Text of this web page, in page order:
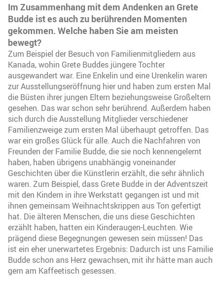
Im Zusammenhang mit dem Andenken an Grete
Budde ist es auch zu berührenden Momenten
gekommen. Welche haben Sie am meisten
bewegt?
Zum Beispiel der Besuch von Familienmitgliedern aus
Kanada, wohin Grete Buddes jüngere Tochter
ausgewandert war. Eine Enkelin und eine Urenkelin waren
zur Ausstellungseröffnung hier und haben zum ersten Mal
die Büsten ihrer jungen Eltern beziehungsweise Großeltern
gesehen. Das war schon sehr berührend. Außerdem haben
sich durch die Ausstellung Mitglieder verschiedener
Familienzweige zum ersten Mal überhaupt getroffen. Das
war ein großes Glück für alle. Auch die Nachfahren von
Freunden der Familie Budde, die sie noch kennengelernt
haben, haben übrigens unabhängig voneinander
Geschichten über die Künstlerin erzählt, die sehr ähnlich
waren. Zum Beispiel, dass Grete Budde in der Adventszeit
mit den Kindern in ihre Werkstatt gegangen ist und mit
ihnen gemeinsam Weihnachtskrippen aus Ton gefertigt
hat. Die älteren Menschen, die uns diese Geschichten
erzählt haben, hatten ein Kinderaugen-Leuchten. Wie
prägend diese Begegnungen gewesen sein müssen! Das
ist ein eher unerwartetes Ergebnis: Dadurch ist uns Familie
Budde schon ans Herz gewachsen, mit ihr hätte man auch
gern am Kaffeetisch gesessen.